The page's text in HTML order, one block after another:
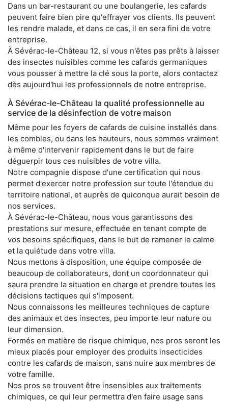
Dans un bar-restaurant ou une boulangerie, les cafards
peuvent faire bien pire qu'effrayer vos clients. Ils peuvent
les rendre malade, et dans ce cas, il en sera fini de votre
entreprise.
À Sévérac-le-Château 12, si vous n'êtes pas prêts à laisser
des insectes nuisibles comme les cafards germaniques
vous pousser à mettre la clé sous la porte, alors contactez
dès aujourd'hui les professionnels de notre entreprise.
À Sévérac-le-Château la qualité professionnelle au
service de la désinfection de votre maison
Même pour les foyers de cafards de cuisine installés dans
les combles, ou dans les hauteurs, nous sommes vraiment
à même d'intervenir rapidement dans le but de faire
déguerpir tous ces nuisibles de votre villa.
Notre compagnie dispose d'une certification qui nous
permet d'exercer notre profession sur toute l'étendue du
territoire national, et auprès de quiconque aurait besoin de
nos services.
À Sévérac-le-Château, nous vous garantissons des
prestations sur mesure, effectuée en tenant compte de
vos besoins spécifiques, dans le but de ramener le calme
et la quiétude dans votre villa.
Nous mettons à disposition, une équipe composée de
beaucoup de collaborateurs, dont un coordonnateur qui
saura prendre la situation en charge et prendre toutes les
décisions tactiques qui s'imposent.
Nous connaissons les meilleures techniques de capture
des animaux et des insectes, peu importe leur nature ou
leur dimension.
Formés en matière de risque chimique, nos pros seront les
mieux placés pour employer des produits insecticides
contre les cafards de maison, sans nuire aux membres de
votre famille.
Nos pros se trouvent être insensibles aux traitements
chimiques, ce qui leur permettra d'en faire usage sans